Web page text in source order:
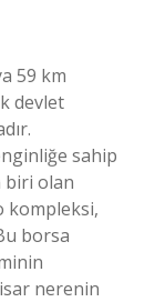
59 km
devlet
sahip
biri olan
kompleksi,
borsa
nerenin